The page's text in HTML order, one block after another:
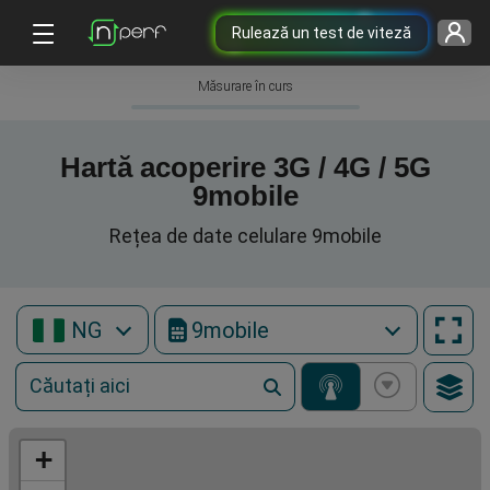
Rulează un test de viteză
Măsurare în curs
Hartă acoperire 3G / 4G / 5G
9mobile
Rețea de date celulare 9mobile
NG 9mobile
+